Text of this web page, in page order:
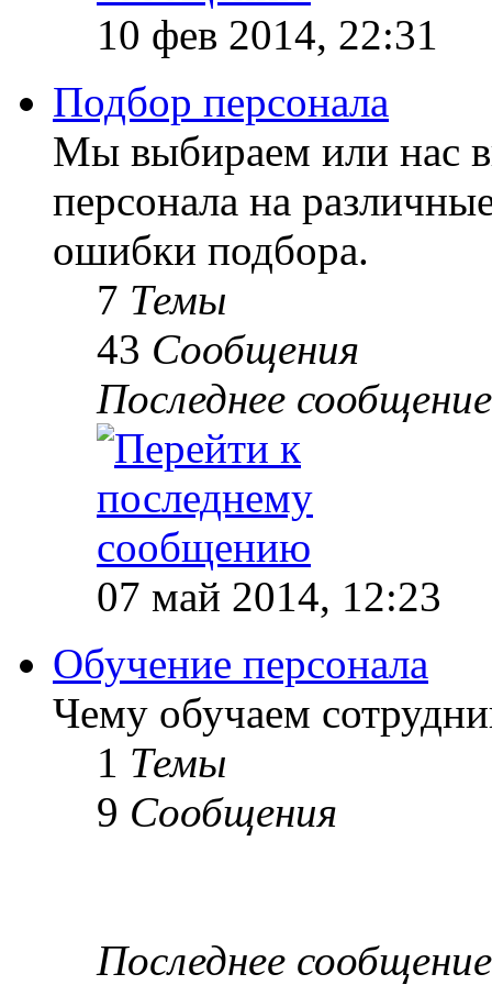
10 фев 2014, 22:31
Подбор персонала
Мы выбираем или нас
персонала на
ошибки подбора.
7 Темы
43 Сообщения
Последнее сообщение
07 май 2014, 12:23
Обучение персонала
Чему обучаем
1 Темы
9 Сообщения
Последнее сообщение